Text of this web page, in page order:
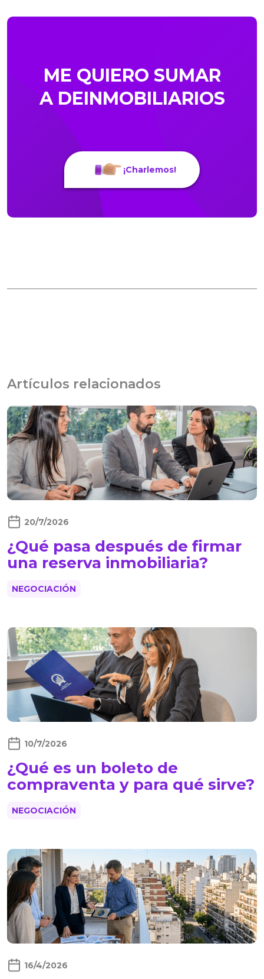
ME QUIERO SUMAR
A DEINMOBILIARIOS
¡Charlemos!
Artículos relacionados
20/7/2026
¿Qué pasa después de firmar
una reserva inmobiliaria?
NEGOCIACIÓN
10/7/2026
¿Qué es un boleto de
compraventa y para qué sirve?
NEGOCIACIÓN
16/4/2026